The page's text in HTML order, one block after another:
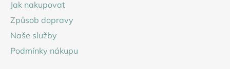
Jak nakupovat
Způsob dopravy
Naše služby
Podmínky nákupu